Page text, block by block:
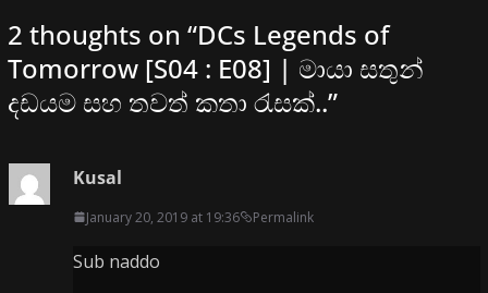
2 thoughts on “DCs Legends of
Tomorrow [S04 : E08] | මායා සතුන්
දඩයම සහ තවත් කතා රැසක්..”
Kusal
January 20, 2019 at 19:36 Permalink
Sub naddo